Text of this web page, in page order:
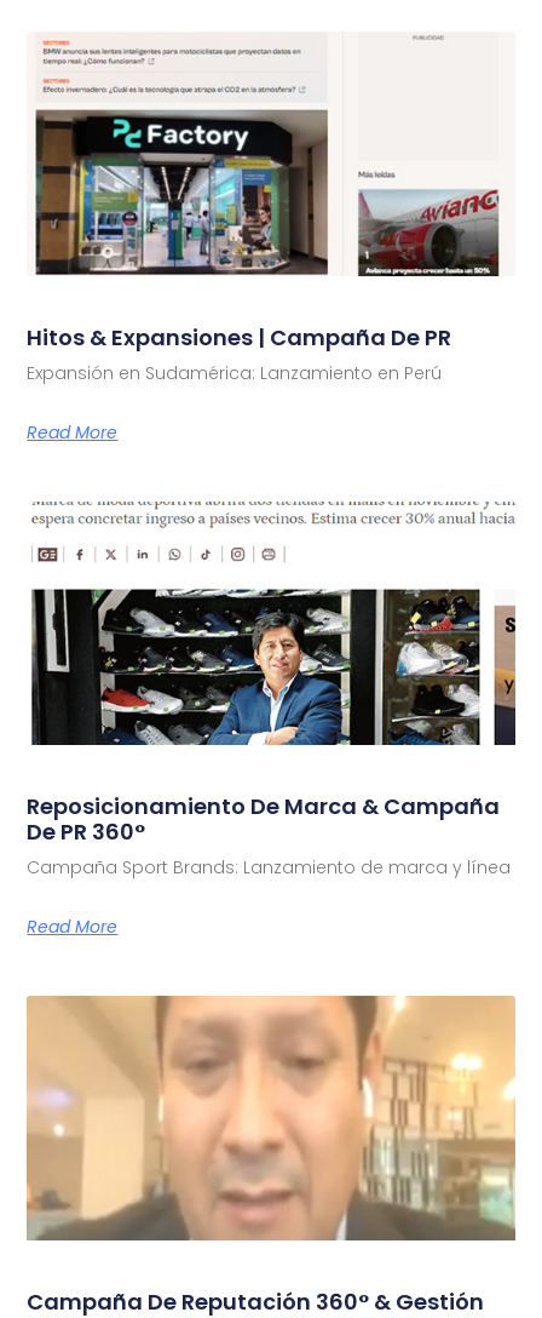
Hitos & Expansiones | Campaña De PR
Expansión en Sudamérica: Lanzamiento en Perú
Read More
Reposicionamiento De Marca & Campaña
De PR 360°
Campaña Sport Brands: Lanzamiento de marca y línea
Read More
Campaña De Reputación 360° & Gestión